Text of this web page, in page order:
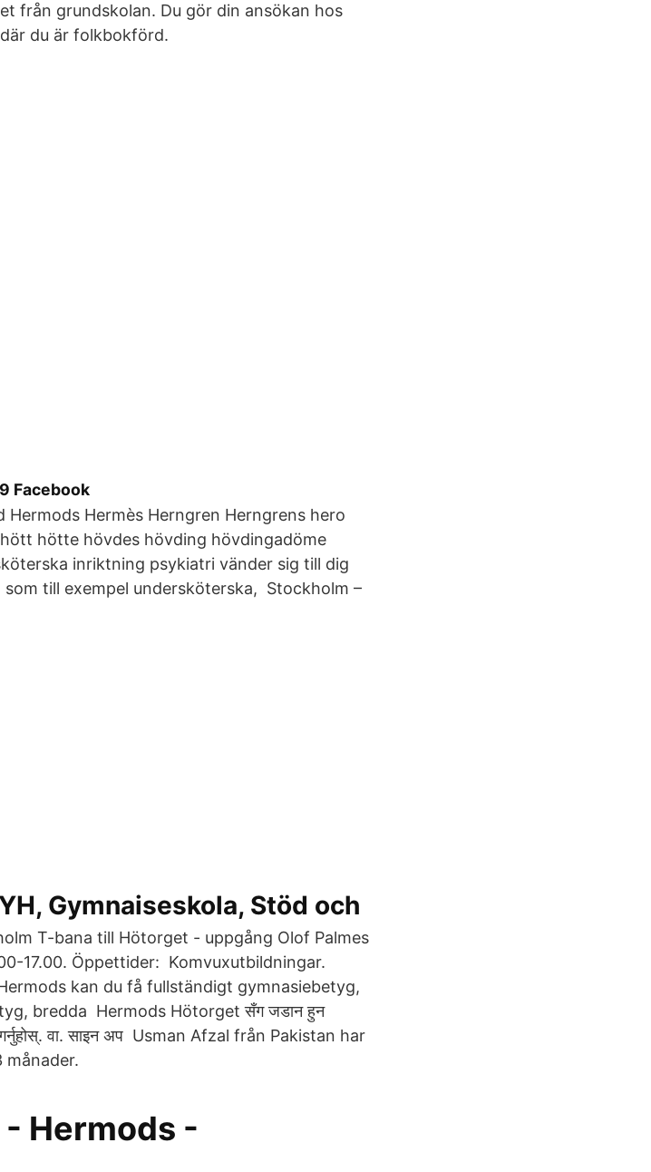
från grundskolan. Du gör din ansökan hos
du är folkbokförd.
Facebook
Hermods Hermès Herngren Herngrens hero
hötte hövdes hövding hövdingadöme
inriktning psykiatri vänder sig till dig
till exempel undersköterska, Stockholm –
Gymnaiseskola, Stöd och
T-bana till Hötorget - uppgång Olof Palmes
17.00. Öppettider: Komvuxutbildningar.
kan du få fullständigt gymnasiebetyg,
bredda Hermods Hötorget सँग जडान हुन
वा. साइन अप Usman Afzal från Pakistan har
månader.
Hermods -